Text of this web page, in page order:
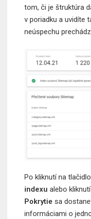
tom, či je štruktúra
v poriadku a uvidíte
neúspechu
Po kliknutí na tlačidlo
indexu alebo
Pokrytie sa
informáciami o